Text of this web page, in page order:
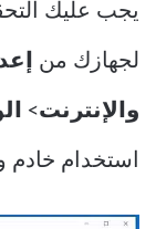
يجب عليك
لجهازك من
والإنترنت>
استخدام خادم